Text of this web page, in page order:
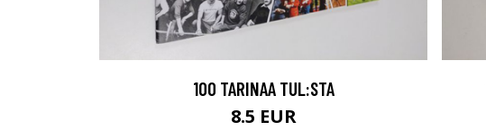
100 TARINAA TUL:STA
8.5 EUR